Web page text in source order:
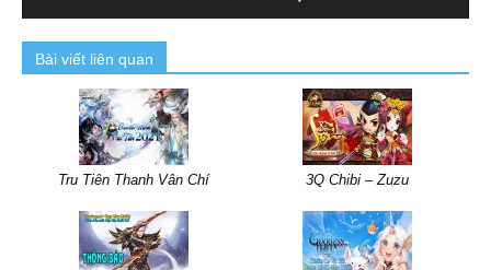
Bài viết liên quan
Tru Tiên Thanh Vân Chí 3Q Chibi – Zuzu